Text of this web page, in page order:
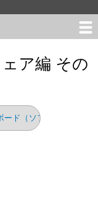
ア編 その
ード（ソフトウェア編